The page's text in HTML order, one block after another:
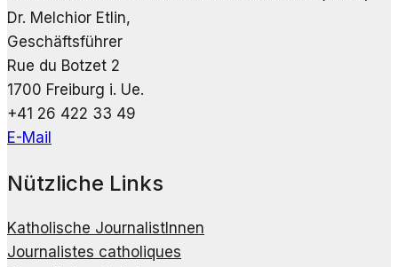
Dr. Melchior Etlin,
Geschäftsführer
Rue du Botzet 2
1700 Freiburg i. Ue.
+41 26 422 33 49
E-Mail
Nützliche Links
Katholische JournalistInnen
Journalistes catholiques